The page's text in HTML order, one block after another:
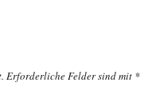
Erforderliche Felder sind mit *